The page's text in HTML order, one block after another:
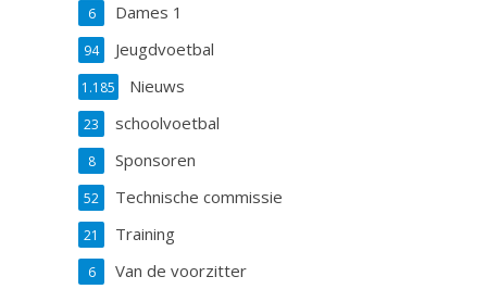
Dames 1
6
Jeugdvoetbal
94
Nieuws
1.185
schoolvoetbal
23
Sponsoren
8
Technische commissie
52
Training
21
Van de voorzitter
6